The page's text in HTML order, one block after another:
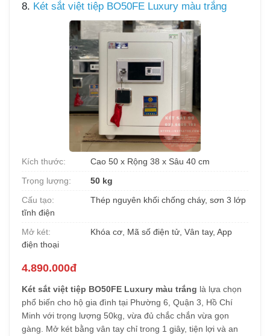
8. Két sắt việt tiệp BO50FE Luxury màu trắng
Kích thước:
Cao 50 x Rộng 38 x Sâu 40 cm
Trọng lượng:
50 kg
Cấu tạo:
Thép nguyên khối chống cháy, sơn 3 lớp
tĩnh điện
Mở két:
Khóa cơ, Mã số điện tử, Vân tay, App
điện thoại
4.890.000đ
Két sắt việt tiệp BO50FE Luxury màu trắng là lựa chọn
phổ biến cho hộ gia đình tại Phường 6, Quận 3, Hồ Chí
Minh với trọng lượng 50kg, vừa đủ chắc chắn vừa gọn
gàng. Mở két bằng vân tay chỉ trong 1 giây, tiện lợi và an